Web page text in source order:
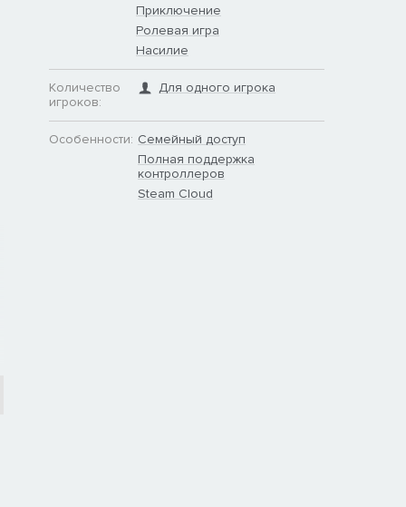
Приключение
Ролевая игра
Насилие
Количество
игроков:
Для одного игрока
Особенности: Семейный доступ
Полная поддержка
контроллеров
Steam Cloud